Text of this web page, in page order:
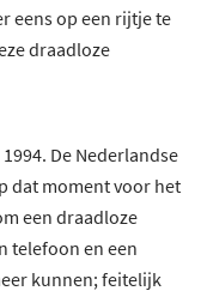
eens op een rijtje te
draadloze
De Nederlandse
dat moment voor het
een draadloze
telefoon en een
kunnen; feitelijk